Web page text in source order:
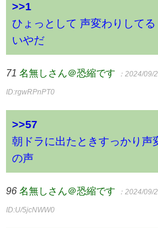
>>1
ひょっとして 声変わりしてる
いやだ
71 名無しさん＠恐縮です ：2024/09/
ID:rgwRPnPT0
>>57
朝ドラに出たときすっかり声
の声
96 名無しさん＠恐縮です ：2024/09/
ID:U/5jcNWW0